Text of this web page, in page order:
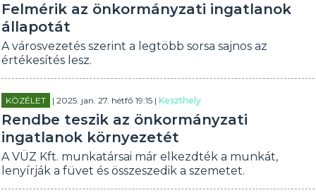
Felmérik az önkormányzati ingatlanok
állapotát
A városvezetés szerint a legtöbb sorsa sajnos az
értékesítés lesz.
KÖZÉLET | 2025. jan. 27. hétfő 19:15 |Keszthely
Rendbe teszik az önkormányzati
ingatlanok környezetét
A VÜZ Kft. munkatársai már elkezdték a munkát,
lenyírják a füvet és összeszedik a szemetet.